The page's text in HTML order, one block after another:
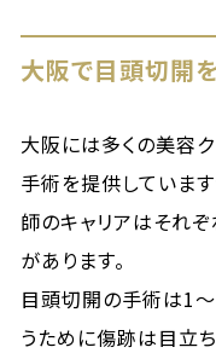
大阪で目頭切開
大阪には多くの美容
手術を提供していま
師のキャリアはそれ
があります。
目頭切開の手術は1
うために傷跡は目立